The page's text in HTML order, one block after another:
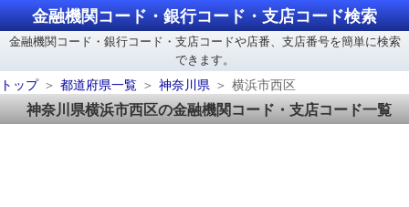
金融機関コード・銀行コード・支店コード検索
金融機関コード・銀行コード・支店コードや店番、支店番号を簡単に検索
できます。
トップ
都道府県一覧 神奈川県 横浜市西区
神奈川県横浜市西区の金融機関コード・支店コード一覧